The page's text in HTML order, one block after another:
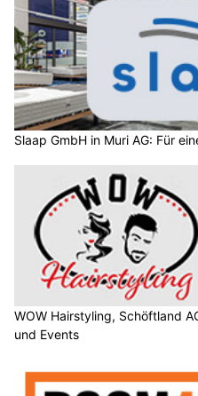
Slaap GmbH in Muri AG: Für
WOW Hairstyling, Schöftland
und Events